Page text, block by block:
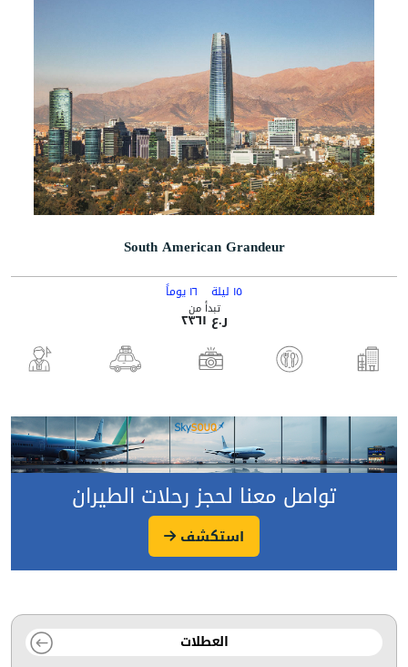
South American Grandeur
١٥ ليلة ١٦ يوماً
تبدأ منر.ع ٢٣٦١
تواصل معنا لحجز رحلات الطيران
استكشف
العطلات